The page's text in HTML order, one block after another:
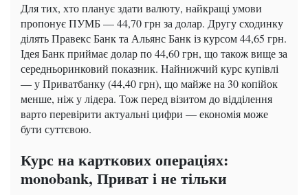
Для тих, хто планує здати валюту, найкращі умови
пропонує ПУМБ — 44,70 грн за долар. Другу сходинку
ділять Правекс Банк та Альянс Банк із курсом 44,65 грн.
Ідея Банк приймає долар по 44,60 грн, що також вище за
середньоринковий показник. Найнижчий курс купівлі
— у Приватбанку (44,40 грн), що майже на 30 копійок
менше, ніж у лідера. Тож перед візитом до відділення
варто перевірити актуальні цифри — економія може
бути суттєвою.
Курс на карткових операціях:
monobank, Приват і не тільки